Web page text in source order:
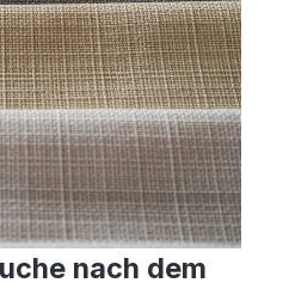
nach dem